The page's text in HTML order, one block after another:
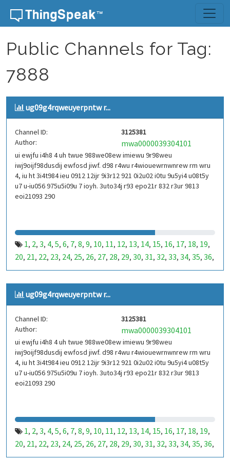
Skip to content
Public Channels for Tag:
7888
ug09g4rqweuyerpntw r...
Channel ID:
3125381
Author:
mwa0000039304101
ui ewjfu i4h8 4 uh twue 988we08ew imiewu 9r98weu
iwj9oijf98dusdij ewfosd jiwf. d98 r4wu r4wiouewrnwnrew rm wru
4, iu ht 3i4t984 ieu 0912 12ijr 9i3r12 921 0i2u02 i0tu 9u5yi4 u08t5y
u7 u-iu056 975u5i09u 7 ioyh. 3uto34j r93 epo21r 832 r3ur 9813
eoi21093 290
1, 2, 3, 4, 5, 6, 7, 8, 9, 10, 11, 12, 13, 14, 15, 16, 17, 18, 19,
20, 21, 22, 23, 24, 25, 26, 27, 28, 29, 30, 31, 32, 33, 34, 35, 36,
37,38,39,40,41,42,43,44,45,46,47,48,49,50,51,52,53,
99,100,101,102,103,104,105,106,107,108,109,110,
111,112,113,114,115,116,
123,124,125,126,127,128,129,130,131,132,133,134,
135,136,137 141,142,143
147,148 153,154,155,156,157,158
159,160,161,162,163,164,165 ,166,167,168,
171 ,172,173 ,174,175,176,177,178,179 ,180,181 ,182,
183,184,185,186, 187,188,189 ,190,191,192,193,194
195,196 ,197
231,232,233,234,235,236,237,238,239,
243, 244, 245, 246, 247,248,249,250 ,251,252, 253 ,254,
255 ,256,257, 258,259,260,261,262,263 ,264,265 , 266
ug09g4rqweuyerpntw r...
Channel ID:
3125381
Author:
mwa0000039304101
ui ewjfu i4h8 4 uh twue 988we08ew imiewu 9r98weu
iwj9oijf98dusdij ewfosd jiwf. d98 r4wu r4wiouewrnwnrew rm wru
4, iu ht 3i4t984 ieu 0912 12ijr 9i3r12 921 0i2u02 i0tu 9u5yi4 u08t5y
u7 u-iu056 975u5i09u 7 ioyh. 3uto34j r93 epo21r 832 r3ur 9813
eoi21093 290
1, 2, 3, 4, 5, 6, 7, 8, 9, 10, 11, 12, 13, 14, 15, 16, 17, 18, 19,
20, 21, 22, 23, 24, 25, 26, 27, 28, 29, 30, 31, 32, 33, 34, 35, 36,
37,38,39,40,41,42,43,44,45,46,47,48,49,50,51,52,53,